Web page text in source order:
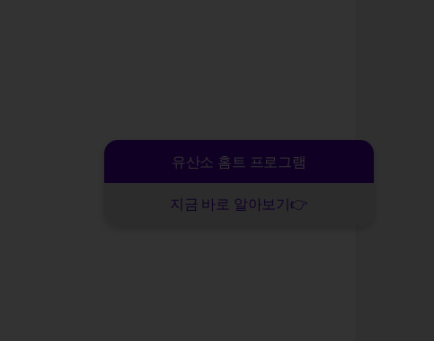
유산소 홈트 프로그램
지금 바로 알아보기👉